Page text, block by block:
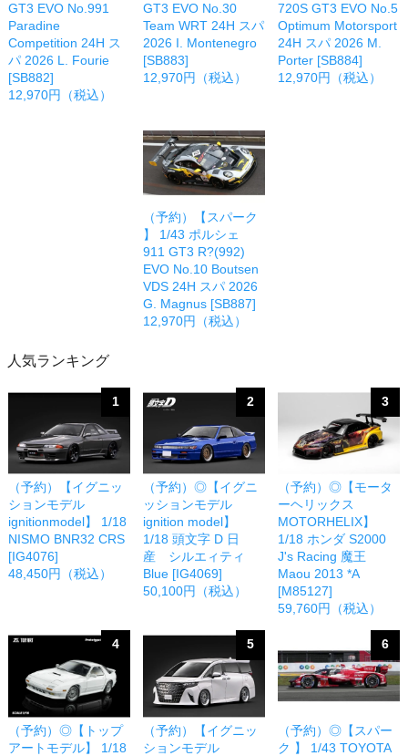
GT3 EVO No.991
Paradine
Competition 24H ス
パ 2026 L. Fourie
[SB882]
12,970円（税込）
GT3 EVO No.30
Team WRT 24H スパ
2026 I. Montenegro
[SB883]
12,970円（税込）
720S GT3 EVO No.5
Optimum Motorsport
24H スパ 2026 M.
Porter [SB884]
12,970円（税込）
（予約）【スパーク
】 1/43 ポルシェ
911 GT3 R?(992)
EVO No.10 Boutsen
VDS 24H スパ 2026
G. Magnus [SB887]
12,970円（税込）
人気ランキング
1
（予約）【イグニッ
ションモデル
ignitionmodel】 1/18
NISMO BNR32 CRS
[IG4076]
48,450円（税込）
2
（予約）◎【イグニ
ッションモデル
ignition model】
1/18 頭文字 D 日
産 シルエィティ
Blue [IG4069]
50,100円（税込）
3
（予約）◎【モータ
ーヘリックス
MOTORHELIX】
1/18 ホンダ S2000
J's Racing 魔王
Maou 2013 *A
[M85127]
59,760円（税込）
4
（予約）◎【トップ
アートモデル】 1/18
5
（予約）【イグニッ
ションモデル
6
（予約）◎【スパー
ク 】 1/43 TOYOTA